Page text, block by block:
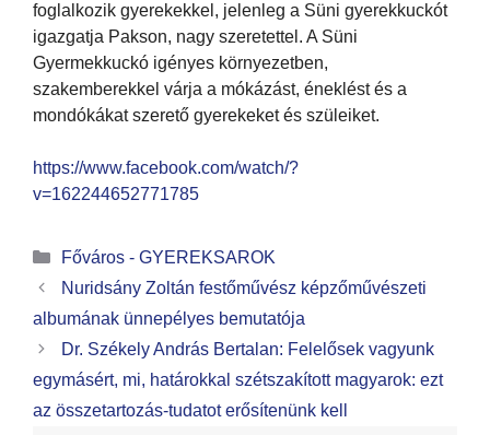
foglalkozik gyerekekkel, jelenleg a Süni gyerekkuckót
igazgatja Pakson, nagy szeretettel. A Süni
Gyermekkuckó igényes környezetben,
szakemberekkel várja a mókázást, éneklést és a
mondókákat szerető gyerekeket és szüleiket.
https://www.facebook.com/watch/?
v=162244652771785
Főváros - GYEREKSAROK
Nuridsány Zoltán festőművész képzőművészeti
albumának ünnepélyes bemutatója
Dr. Székely András Bertalan: Felelősek vagyunk
egymásért, mi, határokkal szétszakított magyarok: ezt
az összetartozás-tudatot erősítenünk kell